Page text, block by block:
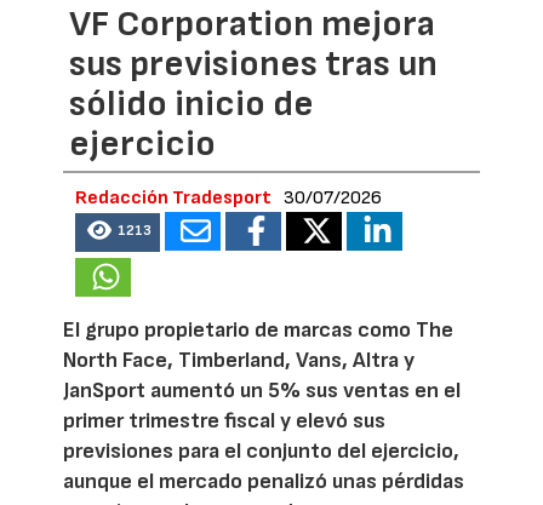
VF Corporation mejora
sus previsiones tras un
sólido inicio de
ejercicio
Redacción Tradesport 30/07/2026
1213
El grupo propietario de marcas como The
North Face, Timberland, Vans, Altra y
JanSport aumentó un 5% sus ventas en el
primer trimestre fiscal y elevó sus
previsiones para el conjunto del ejercicio,
aunque el mercado penalizó unas pérdidas